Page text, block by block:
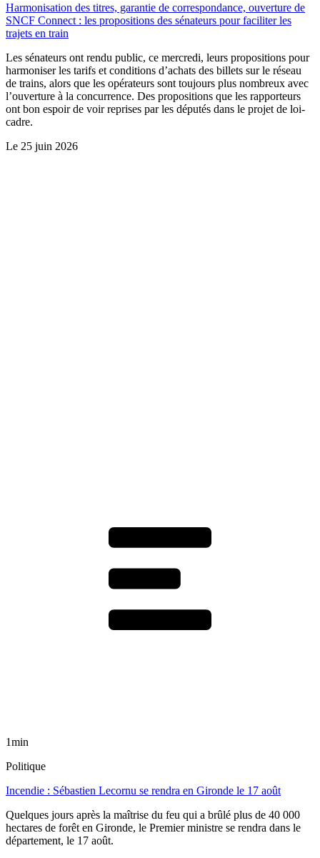
Harmonisation des titres, garantie de correspondance, ouverture de
SNCF Connect : les propositions des sénateurs pour faciliter les
trajets en train
Les sénateurs ont rendu public, ce mercredi, leurs propositions pour
harmoniser les tarifs et conditions d’achats des billets sur le réseau
de trains, alors que les opérateurs sont toujours plus nombreux avec
l’ouverture à la concurrence. Des propositions que les rapporteurs
ont bon espoir de voir reprises par les députés dans le projet de loi-
cadre.
Le 25 juin 2026
1min
Politique
Incendie : Sébastien Lecornu se rendra en Gironde le 17 août
Quelques jours après la maîtrise du feu qui a brûlé plus de 40 000
hectares de forêt en Gironde, le Premier ministre se rendra dans le
département, le 17 août.